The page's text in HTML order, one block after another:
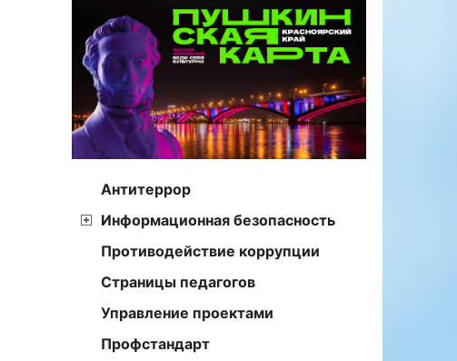
Антитеррор
Информационная безопасность
Противодействие коррупции
Страницы педагогов
Управление проектами
Профстандарт